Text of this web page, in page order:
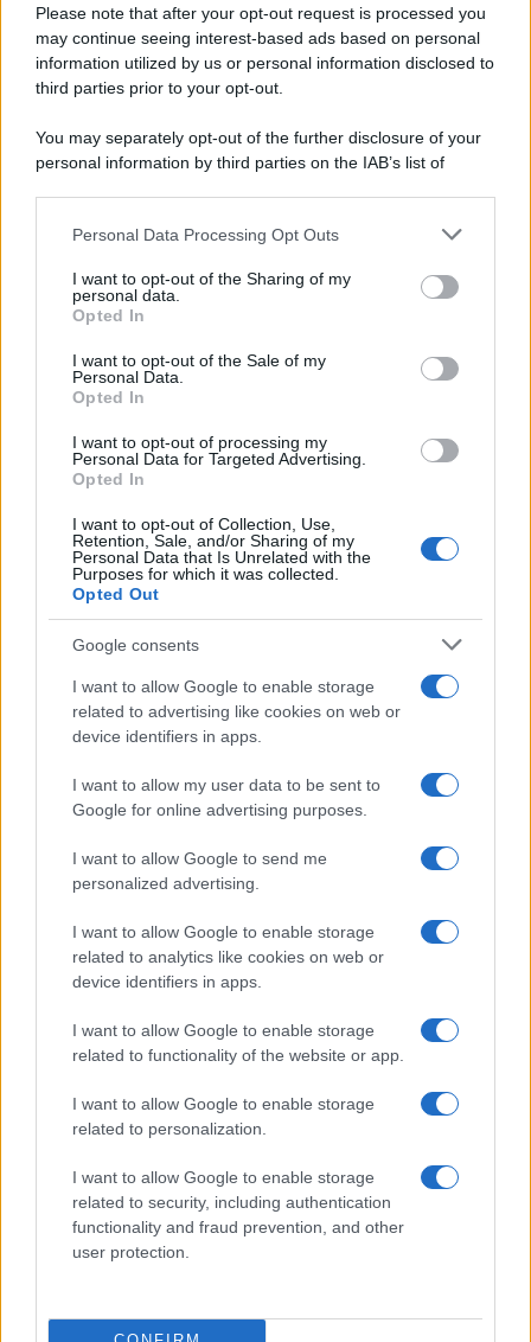
Please note that after your opt-out request is processed you
may continue seeing interest-based ads based on personal
information utilized by us or personal information disclosed to
third parties prior to your opt-out.
You may separately opt-out of the further disclosure of your
personal information by third parties on the IAB’s list of
This information may also be disclosed by us to third parties
disclose it to other third parties.
Please note that this website/app uses one or more Google
services and may gather and store information including but
not limited to your visit or usage behaviour. You may click to
grant or deny consent to Google and its third-party tags to
consent section.
Personal Data Processing Opt Outs
I want to opt-out of the Sharing of my
personal data.
Opted In
I want to opt-out of the Sale of my
Personal Data.
Opted In
I want to opt-out of processing my
Personal Data for Targeted Advertising.
Opted In
I want to opt-out of Collection, Use,
Retention, Sale, and/or Sharing of my
Personal Data that Is Unrelated with the
Purposes for which it was collected.
Opted Out
Google consents
I want to allow Google to enable storage
related to advertising like cookies on web or
device identifiers in apps.
I want to allow my user data to be sent to
Google for online advertising purposes.
I want to allow Google to send me
personalized advertising.
I want to allow Google to enable storage
related to analytics like cookies on web or
device identifiers in apps.
I want to allow Google to enable storage
related to functionality of the website or app.
I want to allow Google to enable storage
related to personalization.
I want to allow Google to enable storage
related to security, including authentication
functionality and fraud prevention, and other
user protection.